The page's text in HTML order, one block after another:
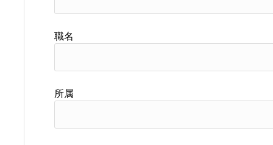
職名
所属